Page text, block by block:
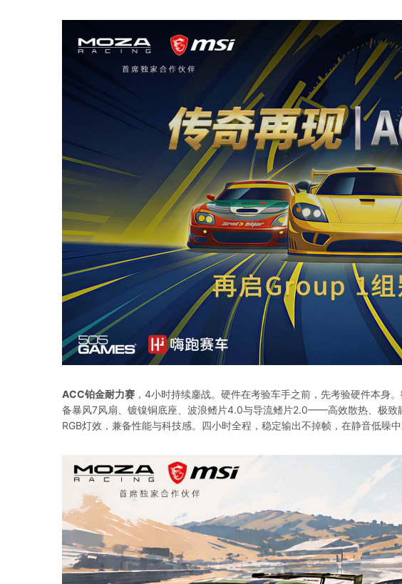
ACC铂金耐力赛 ，4小时持续鏖战。硬件在考验车手之前，先考验硬件本身
备暴风7风扇、镀镍铜底座、波浪鳍片4.0与导流鳍片2.0——高效散热、极致
RGB灯效，兼备性能与科技感。四小时全程，稳定输出不掉帧，在静音低噪中